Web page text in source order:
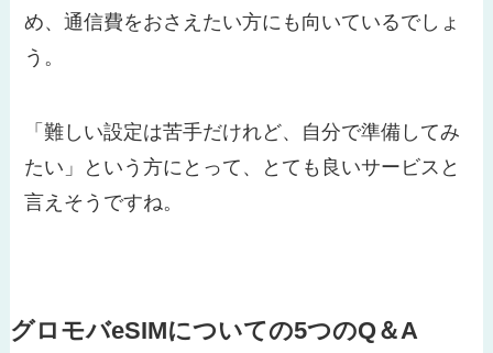
め、通信費をおさえたい方にも向いているでしょ
う。
「難しい設定は苦手だけれど、自分で準備してみ
たい」という方にとって、とても良いサービスと
言えそうですね。
グロモバeSIMについての5つのQ＆A